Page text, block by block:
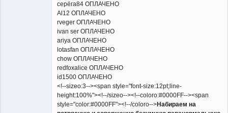
серёга84 ОПЛАЧЕНО
Al12 ОПЛАЧЕНО
rveger ОПЛАЧЕНО
ivan ser ОПЛАЧЕНО
ariya ОПЛАЧЕНО
lotasfan ОПЛАЧЕНО
chow ОПЛАЧЕНО
redfoxalice ОПЛАЧЕНО
id1500 ОПЛАЧЕНО
<!--sizeo:3--><span style="font-size:12pt;line-
height:100%"><!--/sizeo--><!--coloro:#0000FF--><span
style="color:#0000FF"><!--/coloro-->Набираем на